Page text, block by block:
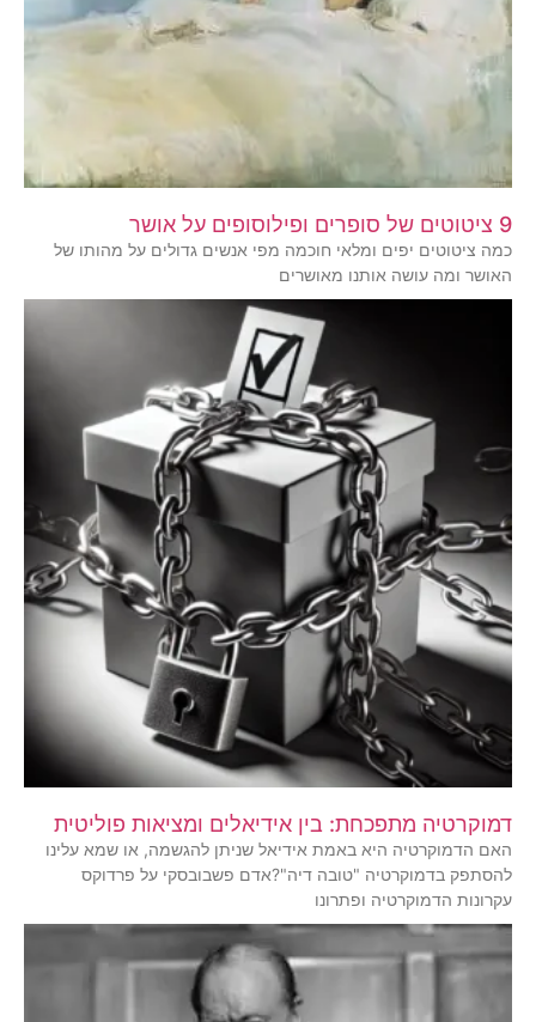
9 ציטוטים של סופרים ופילוסופים על אושר
כמה ציטוטים יפים ומלאי חוכמה מפי אנשים גדולים על מהותו של
האושר ומה עושה אותנו מאושרים
דמוקרטיה מתפכחת: בין אידיאלים ומציאות פוליטית
האם הדמוקרטיה היא באמת אידיאל שניתן להגשמה, או שמא עלינו
להסתפק בדמוקרטיה "טובה דיה"?אדם פשבובסקי על פרדוקס
עקרונות הדמוקרטיה ופתרונו